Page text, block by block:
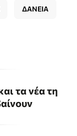
ΔΑΝΕΙΑ
τα νέα τη